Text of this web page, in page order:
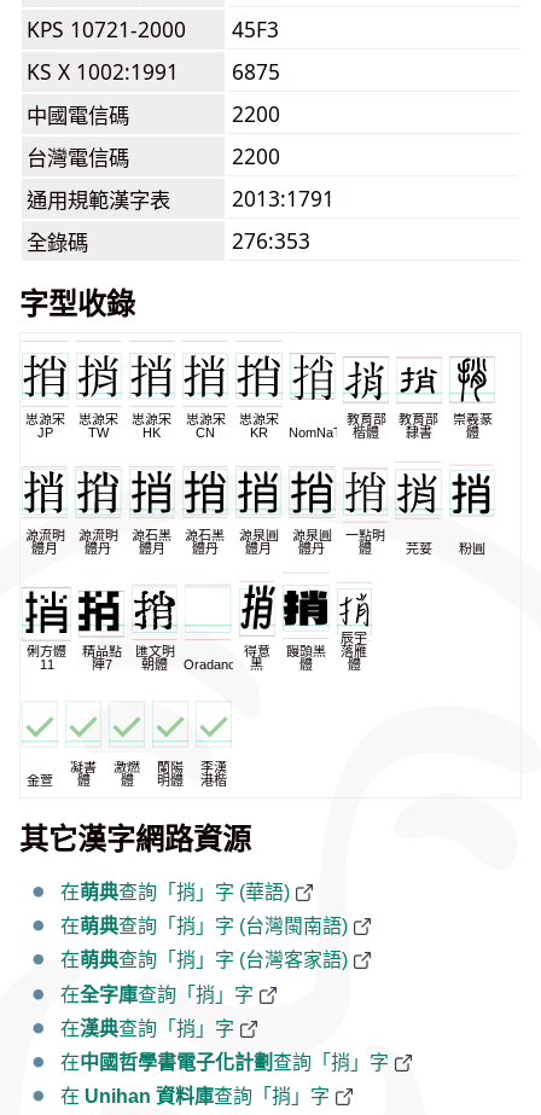
KPS 10721-2000
45F3
KS X 1002:1991
6875
中國電信碼
2200
台灣電信碼
2200
通用規範漢字表
2013:1791
全錄碼
276:353
字型收錄
思源宋
JP
思源宋
TW
思源宋
HK
思源宋
CN
思源宋
KR
NomNaTong
教育部
楷體
教育部
隸書
崇羲篆
體
源流明
體月
源流明
體丹
源石黑
體月
源石黑
體丹
源泉圓
體月
源泉圓
體丹
一點明
體
芫荽 粉圓
俐方體
11
精品點
陣7
匯文明
朝體
Oradano
得意
黑
饅頭黑
體
辰宇
落雁
體
金萱
凝書
體
激燃
體
蘭陽
明體
李漢
港楷
其它漢字網路資源
在萌典查詢「捎」字 (華語)
在萌典查詢「捎」字 (台灣閩南語)
在萌典查詢「捎」字 (台灣客家語)
在全字庫查詢「捎」字
在漢典查詢「捎」字
在中國哲學書電子化計劃查詢「捎」字
在 Unihan 資料庫查詢「捎」字